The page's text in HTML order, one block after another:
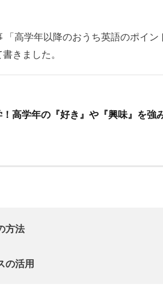
「高学年以降のおうち英語のポイ
きました。
高学年の『好き』や『興味』を強
方法
の活用